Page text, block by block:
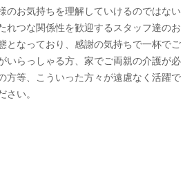
のお気持ちを理解していけるのではない
れつな関係性を歓迎するスタッフ達のお
となっており、感謝の気持ちで一杯でご
いらっしゃる方、家でご両親の介護が必
方等、こういった方々が遠慮なく活躍で
い。